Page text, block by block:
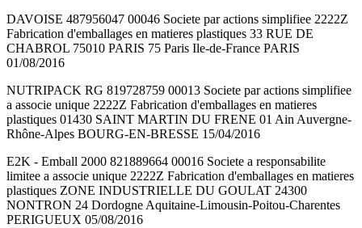
DAVOISE 487956047 00046 Societe par actions simplifiee 2222Z
Fabrication d'emballages en matieres plastiques 33 RUE DE
CHABROL 75010 PARIS 75 Paris Ile-de-France PARIS
01/08/2016
NUTRIPACK RG 819728759 00013 Societe par actions simplifiee
a associe unique 2222Z Fabrication d'emballages en matieres
plastiques 01430 SAINT MARTIN DU FRENE 01 Ain Auvergne-
Rhône-Alpes BOURG-EN-BRESSE 15/04/2016
E2K - Emball 2000 821889664 00016 Societe a responsabilite
limitee a associe unique 2222Z Fabrication d'emballages en matieres
plastiques ZONE INDUSTRIELLE DU GOULAT 24300
NONTRON 24 Dordogne Aquitaine-Limousin-Poitou-Charentes
PERIGUEUX 05/08/2016